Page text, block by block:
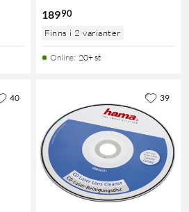
18990
Finns i 2 varianter
Online: 20+ st
40 39